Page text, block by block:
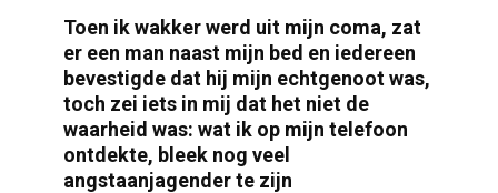
Toen ik wakker werd uit mijn coma, zat
er een man naast mijn bed en iedereen
bevestigde dat hij mijn echtgenoot was,
toch zei iets in mij dat het niet de
waarheid was: wat ik op mijn telefoon
ontdekte, bleek nog veel
angstaanjagender te zijn